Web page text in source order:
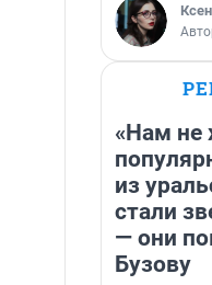
«Нам не
из
стали
— они
Бузову